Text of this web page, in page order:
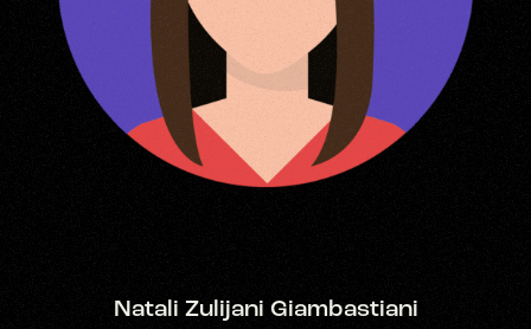
Natali Zulijani Giambastiani